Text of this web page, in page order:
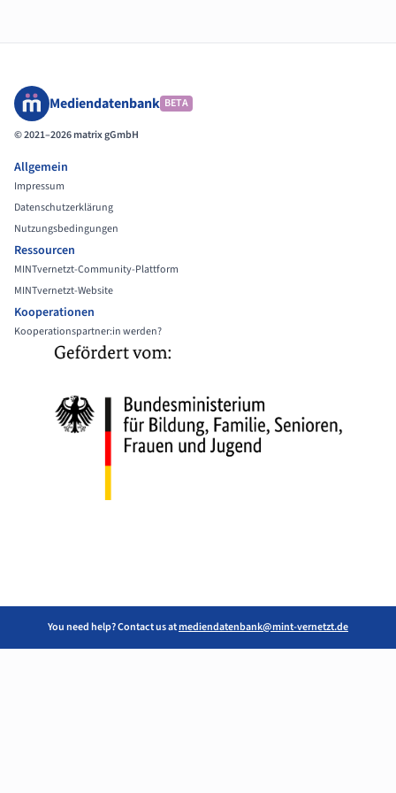
Mediendatenbank BETA
© 2021–2026 matrix gGmbH
Allgemein
Impressum
Datenschutzerklärung
Nutzungsbedingungen
Ressourcen
MINTvernetzt-Community-Plattform
MINTvernetzt-Website
Kooperationen
Kooperationspartner:in werden?
You need help? Contact us atmediendatenbank@mint-vernetzt.de